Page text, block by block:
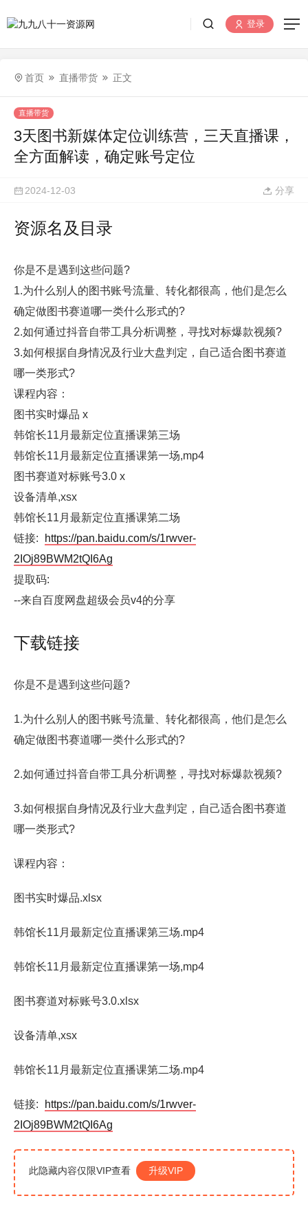
登录
首页 直播带货 正文
直播带货
3天图书新媒体定位训练营，三天直播课，
全方面解读，确定账号定位
2024-12-03 分享
资源名及目录
你是不是遇到这些问题?
1.为什么别人的图书账号流量、转化都很高，他们是怎么
确定做图书赛道哪一类什么形式的?
2.如何通过抖音自带工具分析调整，寻找对标爆款视频?
3.如何根据自身情况及行业大盘判定，自己适合图书赛道
哪一类形式?
课程内容：
图书实时爆品 x
韩馆长11月最新定位直播课第三场
韩馆长11月最新定位直播课第一场,mp4
图书赛道对标账号3.0 x
设备清单,xsx
韩馆长11月最新定位直播课第二场
链接:
https://pan.baidu.com/s/1rwver-
2IOj89BWM2tQI6Ag
提取码:
--来自百度网盘超级会员v4的分享
下载链接
你是不是遇到这些问题?
1.为什么别人的图书账号流量、转化都很高，他们是怎么
确定做图书赛道哪一类什么形式的?
2.如何通过抖音自带工具分析调整，寻找对标爆款视频?
3.如何根据自身情况及行业大盘判定，自己适合图书赛道
哪一类形式?
课程内容：
图书实时爆品.xlsx
韩馆长11月最新定位直播课第三场.mp4
韩馆长11月最新定位直播课第一场,mp4
图书赛道对标账号3.0.xlsx
设备清单,xsx
韩馆长11月最新定位直播课第二场.mp4
链接:
https://pan.baidu.com/s/1rwver-
2IOj89BWM2tQI6Ag
此隐藏内容仅限VIP查看 升级VIP